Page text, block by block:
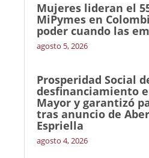
Mujeres lideran el
MiPymes en
poder cuando las
agosto 5, 2026
Prosperidad Social
desfinanciamiento
Mayor y garantizó
tras anuncio de
Espriella
agosto 4, 2026